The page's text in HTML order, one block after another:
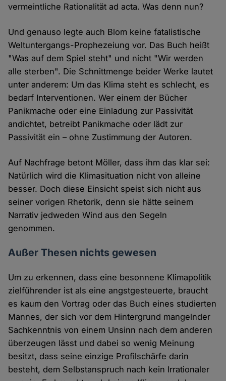
vermeintliche Rationalität ad acta. Was denn nun?
Und genauso legte auch Blom keine fatalistische
Weltuntergangs-Prophezeiung vor. Das Buch heißt
"Was auf dem Spiel steht" und nicht "Wir werden
alle sterben". Die Schnittmenge beider Werke lautet
unter anderem: Um das Klima steht es schlecht, es
bedarf Interventionen. Wer einem der Bücher
Panikmache oder eine Einladung zur Passivität
andichtet, betreibt Panikmache oder lädt zur
Passivität ein – ohne Zustimmung der Autoren.
Auf Nachfrage betont Möller, dass ihm das klar sei:
Natürlich wird die Klimasituation nicht von alleine
besser. Doch diese Einsicht speist sich nicht aus
seiner vorigen Rhetorik, denn sie hätte seinem
Narrativ jedweden Wind aus den Segeln
genommen.
Außer Thesen nichts gewesen
Um zu erkennen, dass eine besonnene Klimapolitik
zielführender ist als eine angstgesteuerte, braucht
es kaum den Vortrag oder das Buch eines studierten
Mannes, der sich vor dem Hintergrund mangelnder
Sachkenntnis von einem Unsinn nach dem anderen
überzeugen lässt und dabei so wenig Meinung
besitzt, dass seine einzige Profilschärfe darin
besteht, dem Selbstanspruch nach kein Irrationaler